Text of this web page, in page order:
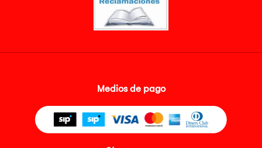
Medios de pago